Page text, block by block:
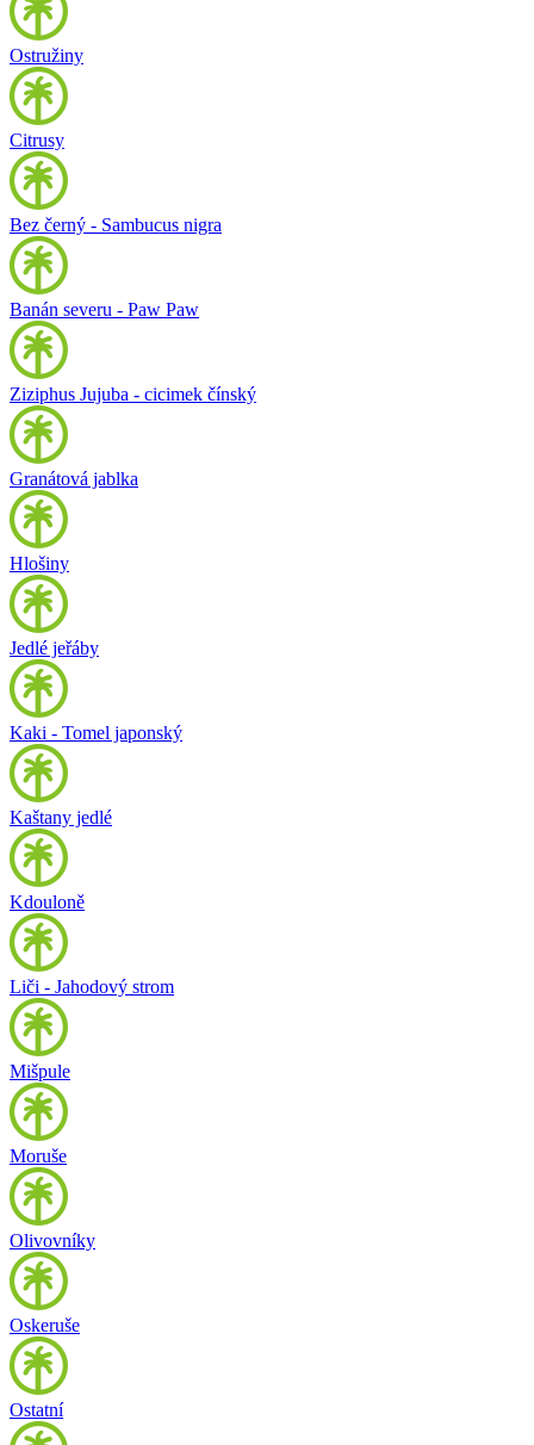
Ostružiny
Citrusy
Bez černý - Sambucus nigra
Banán severu - Paw Paw
Ziziphus Jujuba - cicimek čínský
Granátová jablka
Hlošiny
Jedlé jeřáby
Kaki - Tomel japonský
Kaštany jedlé
Kdouloně
Liči - Jahodový strom
Mišpule
Moruše
Olivovníky
Oskeruše
Ostatní